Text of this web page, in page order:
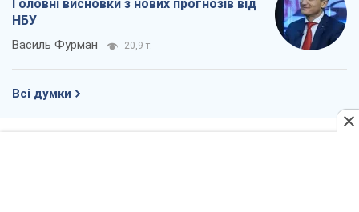
Головні висновки з нових прогнозів від
НБУ
Василь Фурман 20,9 т.
Всі думки